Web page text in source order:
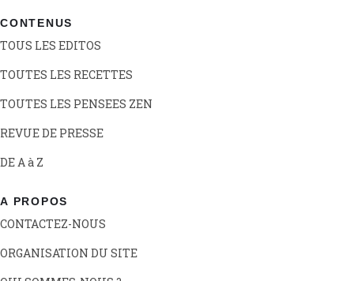
CONTENUS
TOUS LES EDITOS
TOUTES LES RECETTES
TOUTES LES PENSEES ZEN
REVUE DE PRESSE
DE A à Z
A PROPOS
CONTACTEZ-NOUS
ORGANISATION DU SITE